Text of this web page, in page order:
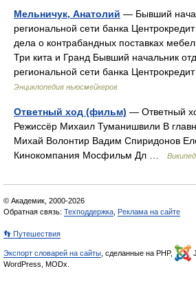
Мельничук, Анатолий — Бывший
региональной сети банка
дела о контрабандных поставках
Три кита и Гранд Бывший начальник
региональной сети банка
Энциклопедия ньюсмейкеров
Ответный ход (фильм) — Ответный
Режиссёр Михаил Туманишвили В
Михай Волонтир Вадим Спиридонов
Кинокомпания Мосфильм Дл …
© Академик, 2000-2026
Обратная связь: Техподдержка Реклама на сайте
👣 Путешествия
Экспорт словарей на сайты , сделанные на PHP,
WordPress, MODx.